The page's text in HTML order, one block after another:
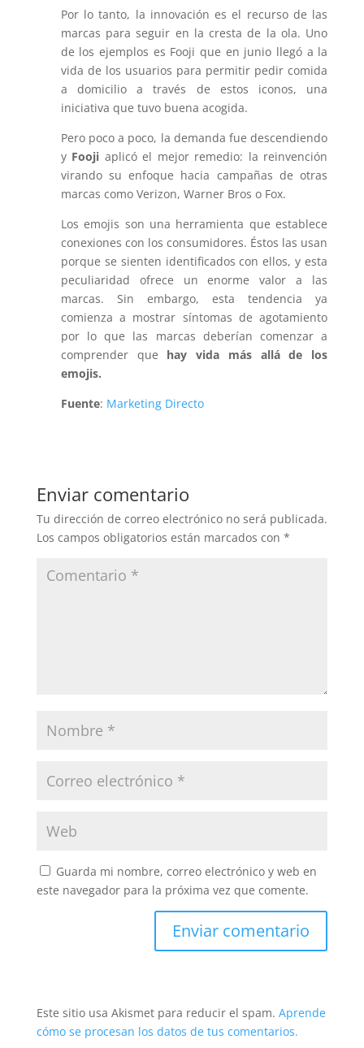
Por lo tanto, la innovación es el recurso de las
marcas para seguir en la cresta de la ola. Uno
de los ejemplos es Fooji que en junio llegó a la
vida de los usuarios para permitir pedir comida
a domicilio a través de estos iconos, una
iniciativa que tuvo buena acogida.
Pero poco a poco, la demanda fue descendiendo
y Fooji aplicó el mejor remedio: la reinvención
virando su enfoque hacia campañas de otras
marcas como Verizon, Warner Bros o Fox.
Los emojis son una herramienta que establece
conexiones con los consumidores. Éstos las usan
porque se sienten identificados con ellos, y esta
peculiaridad ofrece un enorme valor a las
marcas. Sin embargo, esta tendencia ya
comienza a mostrar síntomas de agotamiento
por lo que las marcas deberían comenzar a
comprender que hay vida más allá de los
emojis.
Fuente: Marketing Directo
Enviar comentario
Tu dirección de correo electrónico no será publicada.
Los campos obligatorios están marcados con *
Guarda mi nombre, correo electrónico y web en
este navegador para la próxima vez que comente.
Este sitio usa Akismet para reducir el spam. Aprende
cómo se procesan los datos de tus comentarios.